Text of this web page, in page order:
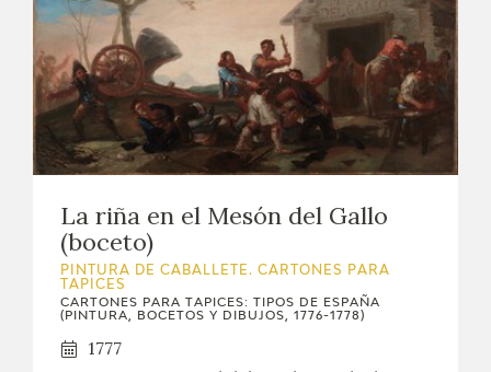
La riña en el Mesón del Gallo
(boceto)
PINTURA DE CABALLETE. CARTONES PARA
TAPICES
CARTONES PARA TAPICES: TIPOS DE ESPAÑA
(PINTURA, BOCETOS Y DIBUJOS, 1776-1778)
1777